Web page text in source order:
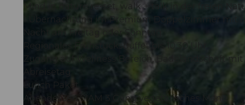
Mind in nature re-set, walk + talk in der freien
1 Übernachtung im Premium Doppelzimmer mit
Nacht am Freitag oder Sonntag
Regionales Frühstücksbuffet bis 10.30 Uhr
Zugang auf Wellness Bereich, Badelandschaft
Abreisetag
Lunch Paket
Abendessen SIAM 3 Gäng vegetarisches Menü